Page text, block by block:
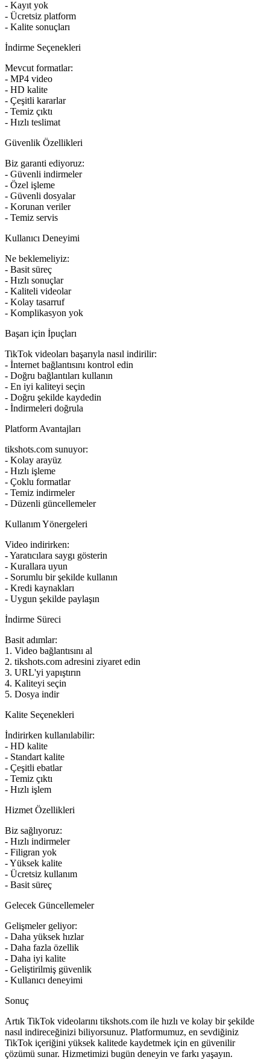
- Kayıt yok
- Ücretsiz platform
- Kalite sonuçları
İndirme Seçenekleri
Mevcut formatlar:
- MP4 video
- HD kalite
- Çeşitli kararlar
- Temiz çıktı
- Hızlı teslimat
Güvenlik Özellikleri
Biz garanti ediyoruz:
- Güvenli indirmeler
- Özel işleme
- Güvenli dosyalar
- Korunan veriler
- Temiz servis
Kullanıcı Deneyimi
Ne beklemeliyiz:
- Basit süreç
- Hızlı sonuçlar
- Kaliteli videolar
- Kolay tasarruf
- Komplikasyon yok
Başarı için İpuçları
TikTok videoları başarıyla nasıl indirilir:
- İnternet bağlantısını kontrol edin
- Doğru bağlantıları kullanın
- En iyi kaliteyi seçin
- Doğru şekilde kaydedin
- İndirmeleri doğrula
Platform Avantajları
tikshots.com sunuyor:
- Kolay arayüz
- Hızlı işleme
- Çoklu formatlar
- Temiz indirmeler
- Düzenli güncellemeler
Kullanım Yönergeleri
Video indirirken:
- Yaratıcılara saygı gösterin
- Kurallara uyun
- Sorumlu bir şekilde kullanın
- Kredi kaynakları
- Uygun şekilde paylaşın
İndirme Süreci
Basit adımlar:
1. Video bağlantısını al
2. tikshots.com adresini ziyaret edin
3. URL'yi yapıştırın
4. Kaliteyi seçin
5. Dosya indir
Kalite Seçenekleri
İndirirken kullanılabilir:
- HD kalite
- Standart kalite
- Çeşitli ebatlar
- Temiz çıktı
- Hızlı işlem
Hizmet Özellikleri
Biz sağlıyoruz:
- Hızlı indirmeler
- Filigran yok
- Yüksek kalite
- Ücretsiz kullanım
- Basit süreç
Gelecek Güncellemeler
Gelişmeler geliyor:
- Daha yüksek hızlar
- Daha fazla özellik
- Daha iyi kalite
- Geliştirilmiş güvenlik
- Kullanıcı deneyimi
Sonuç
Artık TikTok videolarını tikshots.com ile hızlı ve kolay bir şekilde
nasıl indireceğinizi biliyorsunuz. Platformumuz, en sevdiğiniz
TikTok içeriğini yüksek kalitede kaydetmek için en güvenilir
çözümü sunar. Hizmetimizi bugün deneyin ve farkı yaşayın.